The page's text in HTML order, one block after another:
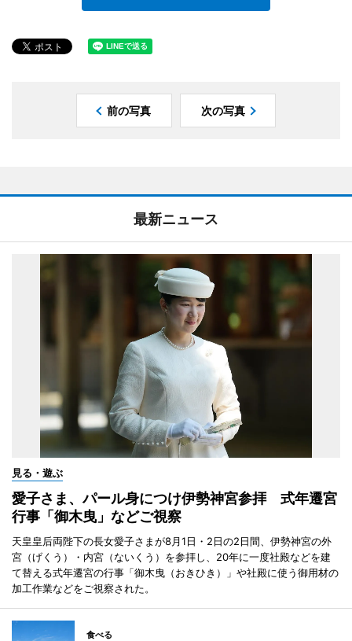
前の写真 次の写真
最新ニュース
見る・遊ぶ
愛子さま、パール身につけ伊勢神宮参拝 式年遷宮
行事「御木曳」などご視察
天皇皇后両陛下の長女愛子さまが8月1日・2日の2日間、伊勢神宮の外
宮（げくう）・内宮（ないくう）を参拝し、20年に一度社殿などを建
て替える式年遷宮の行事「御木曳（おきひき）」や社殿に使う御用材の
加工作業などをご視察された。
食べる